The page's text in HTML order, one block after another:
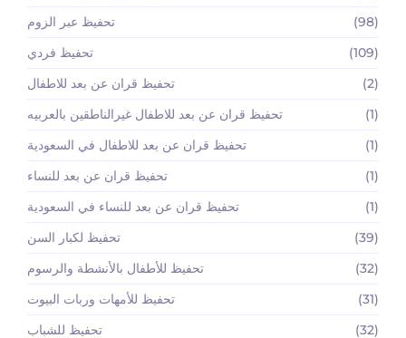
تحفيظ عبر الزوم
(98)
تحفيظ فردي
(109)
تحفيظ قران عن بعد للاطفال
(2)
تحفيظ قران عن بعد للاطفال غيرالناطقين بالعربيه
(1)
تحفيظ قران عن بعد للاطفال في السعودية
(1)
تحفيظ قران عن بعد للنساء
(1)
تحفيظ قران عن بعد للنساء في السعودية
(1)
تحفيظ لكبار السن
(39)
تحفيظ للأطفال بالأنشطة والرسوم
(32)
تحفيظ للأمهات وربات البيوت
(31)
تحفيظ للشباب
(32)